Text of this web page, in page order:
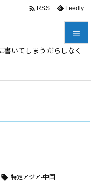
いてしまうだらしなく



 RSS Feedly
 特定アジア-中国